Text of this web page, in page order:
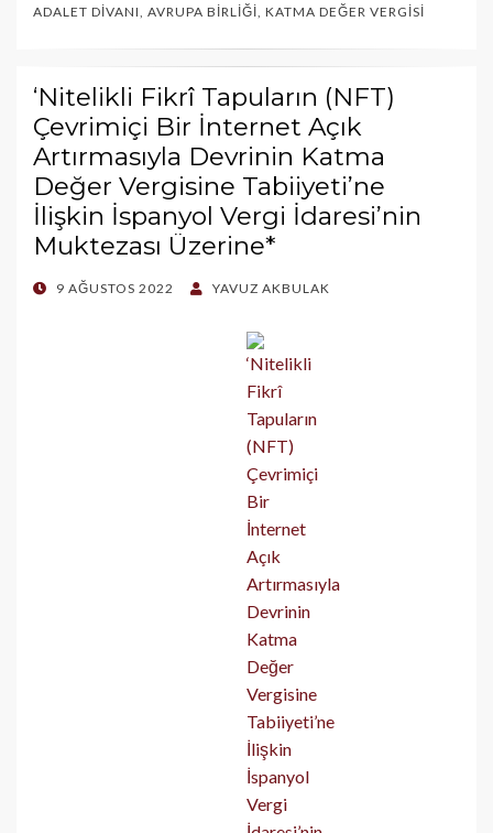
ADALET DIVANI AVRUPA BIRLIĞI KATMA DEĞER VERGISI
‘Nitelikli Fikrî Tapuların (NFT)
Çevrimiçi Bir İnternet Açık
Artırmasıyla Devrinin Katma
Değer Vergisine Tabiiyeti’ne
İlişkin İspanyol Vergi İdaresi’nin
Muktezası Üzerine*
POSTED
9 AĞUSTOS 2022 YAVUZ AKBULAK